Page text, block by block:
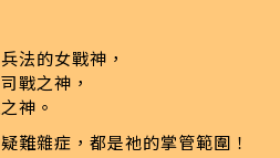
法的女戰神，
戰之神，
神。
難雜症，都是祂的掌管範圍！